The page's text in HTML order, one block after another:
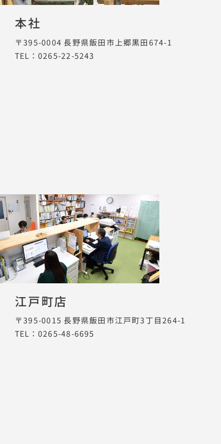
本社
〒395-0004 長野県飯田市上郷黒田674-1
TEL：0265-22-5243
江戸町店
〒395-0015 長野県飯田市江戸町3丁目264-1
TEL：0265-48-6695